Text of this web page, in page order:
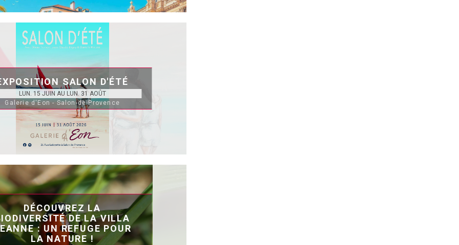
SALON D'ÉTÉ
LUN. 15 JUIN AU LUN. 31 AOÛT
Galerie d'Eon - Salon-de-Provence
DÉCOUVREZ LA
DE LA VILLA
: UN REFUGE POUR
LA NATURE !